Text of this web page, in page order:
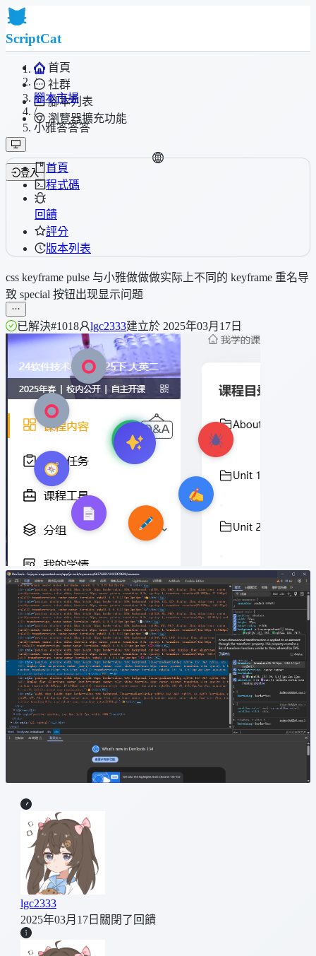
ScriptCat
首頁
社群
腳本列表
瀏覽器擴充功能
登入
/
腳本市場
/
小雅答答答
首頁
程式碼
回饋
評分
版本列表
css keyframe pulse 与小雅做做做实际上不同的 keyframe 重名导
致 special 按钮出现显示问题
已解決#1018 lgc2333建立於 2025年03月17日
lgc2333
2025年03月17日 關閉了回饋